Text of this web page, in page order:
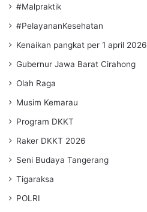
#Malpraktik
#PelayananKesehatan
Kenaikan pangkat per 1 april 2026
Gubernur Jawa Barat Cirahong
Olah Raga
Musim Kemarau
Program DKKT
Raker DKKT 2026
Seni Budaya Tangerang
Tigaraksa
POLRI